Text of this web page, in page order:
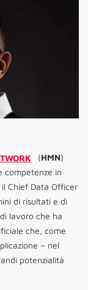
(HMN)
competenze in
Chief Data Officer
di risultati e di
lavoro che ha
che, come
– nel
potenzialità